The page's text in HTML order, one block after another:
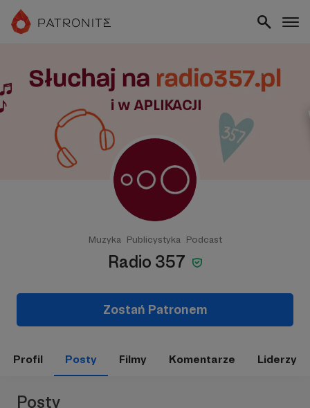
Muzyka Publicystyka Podcast
Radio 357
Zostań Patronem
Profil Posty Filmy Komentarze Liderzy
Posty